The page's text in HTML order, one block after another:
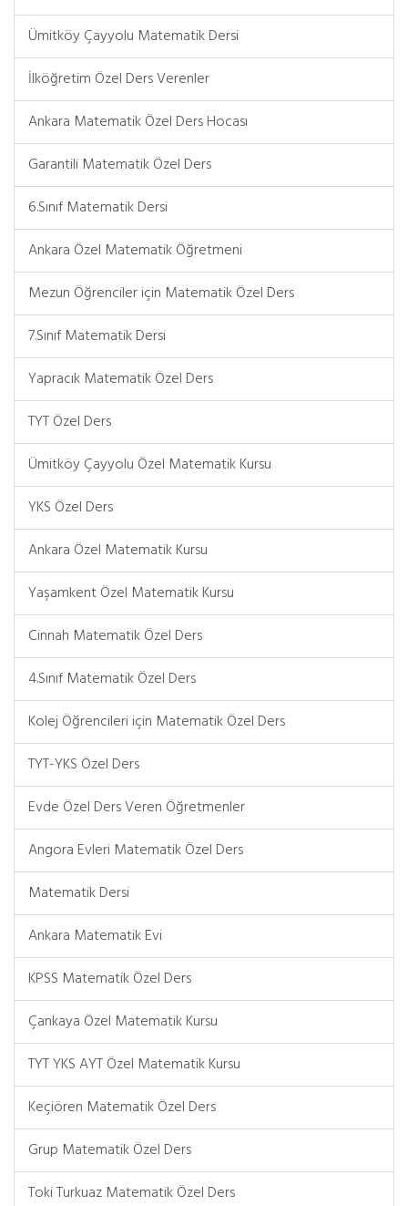
Ümitköy Çayyolu Matematik Dersi
İlköğretim Özel Ders Verenler
Ankara Matematik Özel Ders Hocası
Garantili Matematik Özel Ders
6.Sınıf Matematik Dersi
Ankara Özel Matematik Öğretmeni
Mezun Öğrenciler için Matematik Özel Ders
7.Sınıf Matematik Dersi
Yapracık Matematik Özel Ders
TYT Özel Ders
Ümitköy Çayyolu Özel Matematik Kursu
YKS Özel Ders
Ankara Özel Matematik Kursu
Yaşamkent Özel Matematik Kursu
Cinnah Matematik Özel Ders
4.Sınıf Matematik Özel Ders
Kolej Öğrencileri için Matematik Özel Ders
TYT-YKS Özel Ders
Evde Özel Ders Veren Öğretmenler
Angora Evleri Matematik Özel Ders
Matematik Dersi
Ankara Matematik Evi
KPSS Matematik Özel Ders
Çankaya Özel Matematik Kursu
TYT YKS AYT Özel Matematik Kursu
Keçiören Matematik Özel Ders
Grup Matematik Özel Ders
Toki Turkuaz Matematik Özel Ders